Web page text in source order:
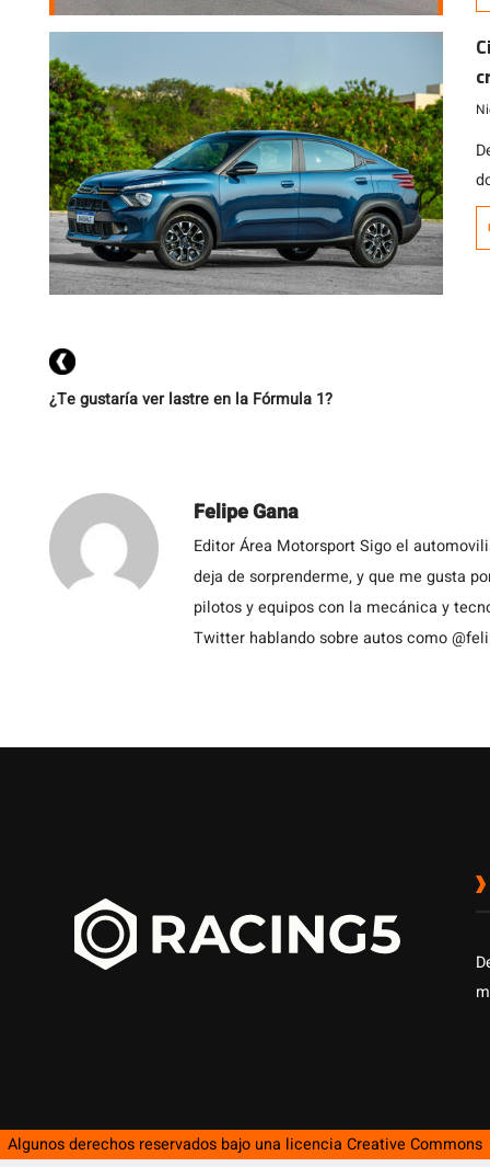
¿Te gustaría ver lastre en la Fórmula 1?
Felipe Gana
Editor Área Motorsport Sigo el
deja de sorprenderme, y que me gusta
pilotos y equipos con la mecánica y
Twitter hablando sobre autos como
Algunos derechos reservados bajo una licencia Creative Commons